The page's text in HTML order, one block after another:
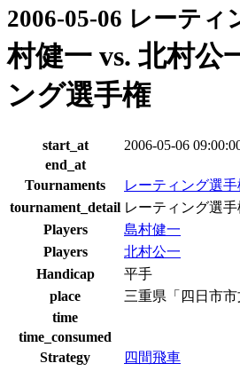
2006-05-06 レーティ
村健一 vs. 北村公
ング選手権
start_at
2006-05-06
end_at
Tournaments
レーティング選
tournament_detail レーティング選
Players
島村健一
Players
北村公一
Handicap
平手
place
三重県「四日市市
time
time_consumed
Strategy
四間飛車